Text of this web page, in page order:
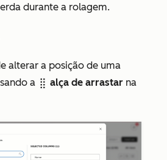
durante a rolagem.
alterar a posição de uma
a dragHandle alça de arrastar na